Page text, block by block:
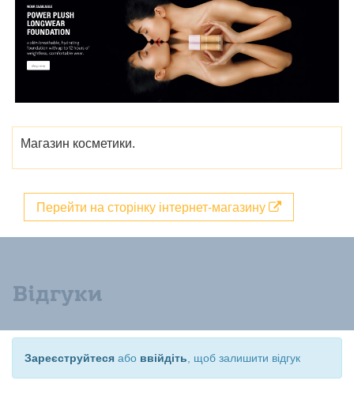
Магазин косметики.
Перейти на сторінку інтернет-магазину
Відгуки
Зареєструйтеся або ввійдіть , щоб залишити відгук